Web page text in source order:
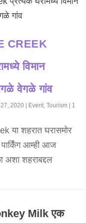
CREEK
विमान
वेगळे गांव
2020 | Event ,Tourism | 1
या शहरात घरासमोर
पार्किंग आम्ही आज
अशा शहराबद्दल
Milk एक